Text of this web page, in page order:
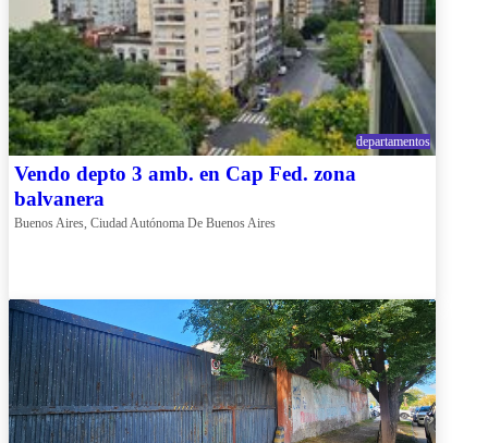
departamentos
Vendo depto 3 amb. en Cap Fed. zona
balvanera
Buenos Aires, Ciudad Autónoma De Buenos Aires